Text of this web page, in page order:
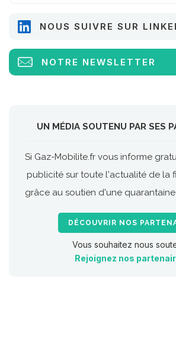
NOUS SUIVRE SUR
NOTRE NEWSLETTER
UN MÉDIA SOUTENU PAR SES
Si Gaz-Mobilite.fr vous informe
publicité sur toute l'actualité de la
grâce au soutien d'une
DÉCOUVRIR NOS
Vous souhaitez nous
Rejoignez nos